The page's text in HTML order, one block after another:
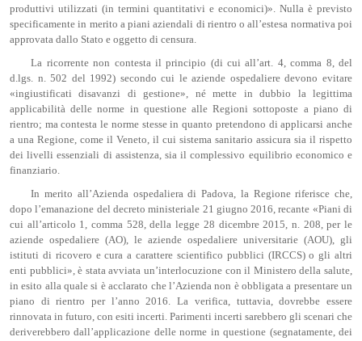
produttivi utilizzati (in termini quantitativi e economici)». Nulla è previsto
specificamente in merito a piani aziendali di rientro o all’estesa normativa poi
approvata dallo Stato e oggetto di censura.
La ricorrente non contesta il principio (di cui all’art. 4, comma 8, del
d.lgs. n. 502 del 1992) secondo cui le aziende ospedaliere devono evitare
«ingiustificati disavanzi di gestione», né mette in dubbio la legittima
applicabilità delle norme in questione alle Regioni sottoposte a piano di
rientro; ma contesta le norme stesse in quanto pretendono di applicarsi anche
a una Regione, come il Veneto, il cui sistema sanitario assicura sia il rispetto
dei livelli essenziali di assistenza, sia il complessivo equilibrio economico e
finanziario.
In merito all’Azienda ospedaliera di Padova, la Regione riferisce che,
dopo l’emanazione del decreto ministeriale 21 giugno 2016, recante «Piani di
cui all’articolo 1, comma 528, della legge 28 dicembre 2015, n. 208, per le
aziende ospedaliere (AO), le aziende ospedaliere universitarie (AOU), gli
istituti di ricovero e cura a carattere scientifico pubblici (IRCCS) o gli altri
enti pubblici», è stata avviata un’interlocuzione con il Ministero della salute,
in esito alla quale si è acclarato che l’Azienda non è obbligata a presentare un
piano di rientro per l’anno 2016. La verifica, tuttavia, dovrebbe essere
rinnovata in futuro, con esiti incerti. Parimenti incerti sarebbero gli scenari che
deriverebbero dall’applicazione delle norme in questione (segnatamente, dei